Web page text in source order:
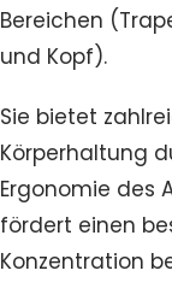
Bereichen
und Kopf).
Sie bietet
Körperhaltung
Ergonomie des
fördert einen
Konzentration